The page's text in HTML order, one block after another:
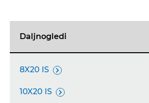
Daljnogledi
8X20 IS 
10X20 IS 